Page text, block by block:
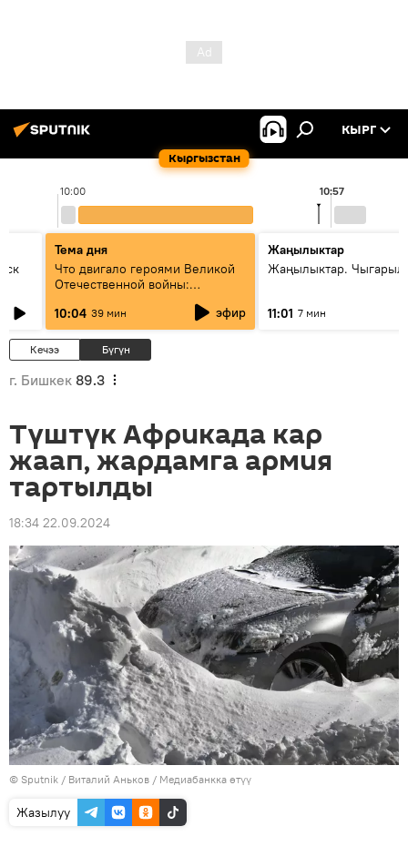
Кыргызстан
КЫРГ
10:00 10:57
Тема дня
Что двигало героями Великой
Отечественной войны:
Тулебердиева
10:04 39 мин эфир
Жаңылыктар
Жаңылыктар.
11:01 7 мин
Кечээ Бүгүн
г. Бишкек 89.3
Түштүк Африкада кар
жаап, жардамга армия
тартылды
18:34 22.09.2024
© Sputnik / Виталий Аньков / Медиабанкка өтүү
Жазылуу